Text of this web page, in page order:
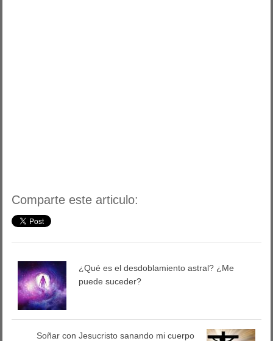
Comparte este articulo:
¿Qué es el desdoblamiento astral? ¿Me
puede suceder?
Soñar con Jesucristo sanando mi cuerpo